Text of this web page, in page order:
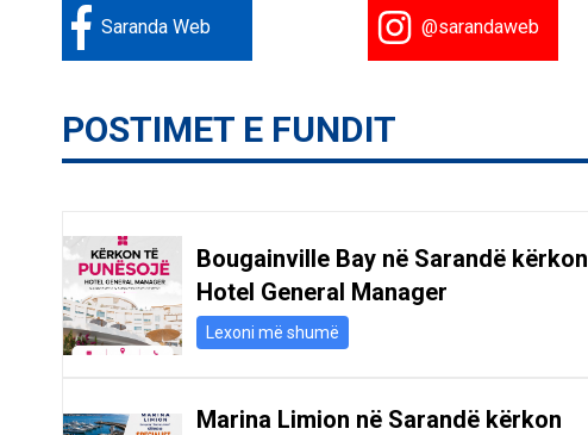
Saranda Web @sarandaweb
POSTIMET E FUNDIT
Bougainville Bay në Sarandë kërkon
Hotel General Manager
Lexoni më shumë
Marina Limion në Sarandë kërkon